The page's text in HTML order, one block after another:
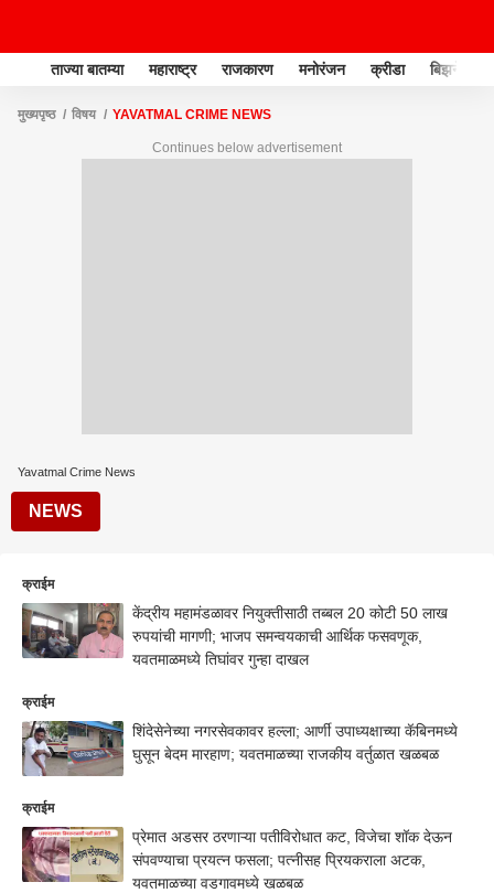
ताज्या बातम्या महाराष्ट्र राजकारण मनोरंजन क्रीडा बिझनेस
मुख्यपृष्ठ विषय YAVATMAL CRIME NEWS
Continues below advertisement
Yavatmal Crime News
NEWS
क्राईम
केंद्रीय महामंडळावर नियुक्तीसाठी तब्बल 20 कोटी 50 लाख
रुपयांची मागणी; भाजप समन्वयकाची आर्थिक फसवणूक,
यवतमाळमध्ये तिघांवर गुन्हा दाखल
क्राईम
शिंदेसेनेच्या नगरसेवकावर हल्ला; आर्णी उपाध्यक्षाच्या कॅबिनमध्ये
घुसून बेदम मारहाण; यवतमाळच्या राजकीय वर्तुळात खळबळ
क्राईम
प्रेमात अडसर ठरणाऱ्या पतीविरोधात कट, विजेचा शॉक देऊन
संपवण्याचा प्रयत्न फसला; पत्नीसह प्रियकराला अटक,
यवतमाळच्या वडगावमध्ये खळबळ